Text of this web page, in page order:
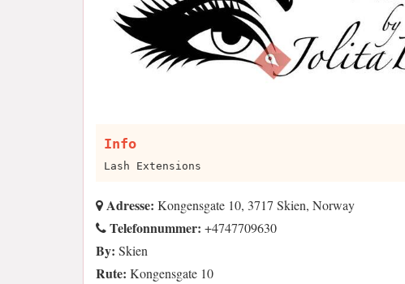
Info
Lash Extensions
Adresse: Kongensgate 10, 3717 Skien, Norway
Telefonnummer: +4747709630
By: Skien
Rute: Kongensgate 10